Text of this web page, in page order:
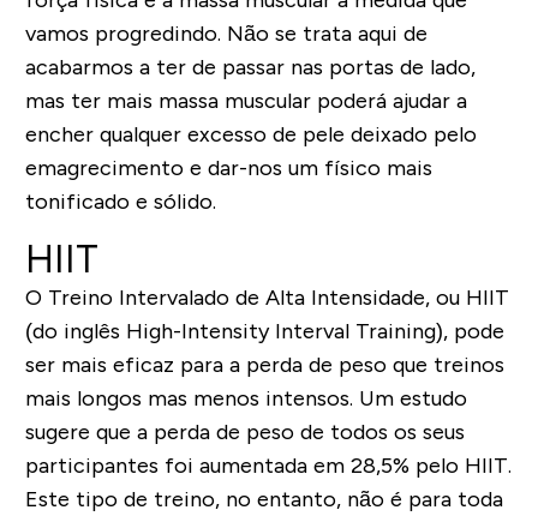
vamos progredindo. Não se trata aqui de
acabarmos a ter de passar nas portas de lado,
mas ter mais massa muscular poderá ajudar a
encher qualquer excesso de pele deixado pelo
emagrecimento e dar-nos um físico mais
tonificado e sólido.
HIIT
O Treino Intervalado de Alta Intensidade, ou HIIT
(do inglês High-Intensity Interval Training), pode
ser mais eficaz para a perda de peso que treinos
mais longos mas menos intensos. Um estudo
sugere que a perda de peso de todos os seus
participantes foi aumentada em 28,5% pelo HIIT.
Este tipo de treino, no entanto, não é para toda